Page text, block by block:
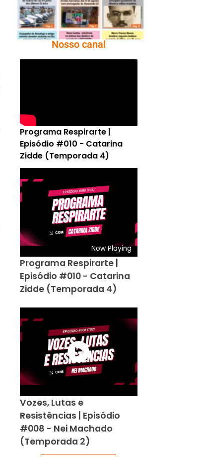
Nosso canal
Programa Respirarte |
Episódio #010 - Catarina
Zidde (Temporada 4)
Now Playing
Programa Respirarte |
Episódio #010 - Catarina
Zidde (Temporada 4)
Vozes, Lutas e
Resistências | Episódio
#008 - Nei Machado
(Temporada 2)